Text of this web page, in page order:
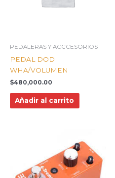
PEDALERAS Y ACCCESORIOS
PEDAL DOD
WHA/VOLUMEN
$480,000.00
Añadir al carrito